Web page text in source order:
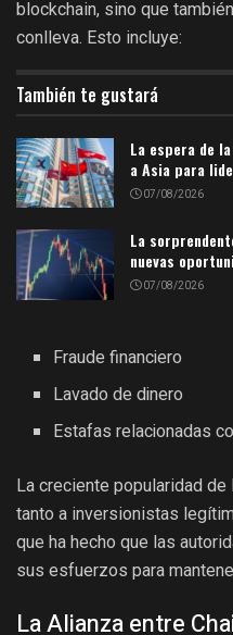
blockchain, sino que
conlleva. Esto incluye:
También te gustará
La espera de
a Asia para
07/08/2026
La
nuevas
07/08/2026
Fraude financiero
Lavado de dinero
Estafas relacionadas
La creciente popularidad
tanto a inversionistas
que ha hecho que las
sus esfuerzos para
La Alianza entre